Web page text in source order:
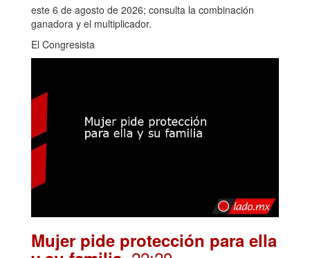
este 6 de agosto de 2026; consulta la combinación
ganadora y el multiplicador.
El Congresista
Mujer pide protección para ella